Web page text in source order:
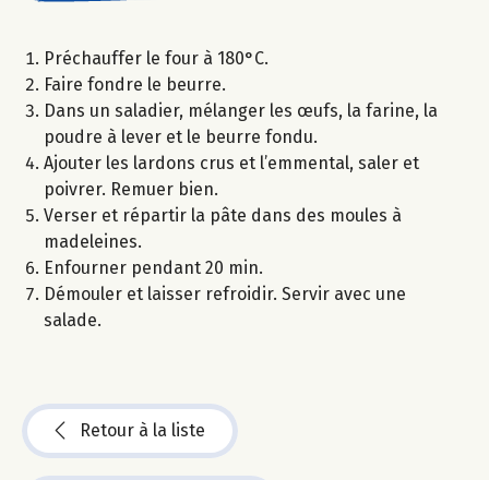
Préchauffer le four à 180°C.
Faire fondre le beurre.
Dans un saladier, mélanger les œufs, la farine, la
poudre à lever et le beurre fondu.
Ajouter les lardons crus et l’emmental, saler et
poivrer. Remuer bien.
Verser et répartir la pâte dans des moules à
madeleines.
Enfourner pendant 20 min.
Démouler et laisser refroidir. Servir avec une
salade.
Retour à la liste